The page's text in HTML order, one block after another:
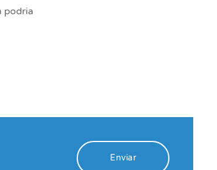
podria
Enviar